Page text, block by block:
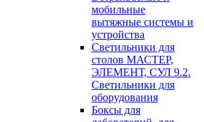
мобильные
вытяжные системы и
устройства
Светильники для
столов МАСТЕР,
ЭЛЕМЕНТ, СУЛ 9.2.
Светильники для
оборудования
Боксы для